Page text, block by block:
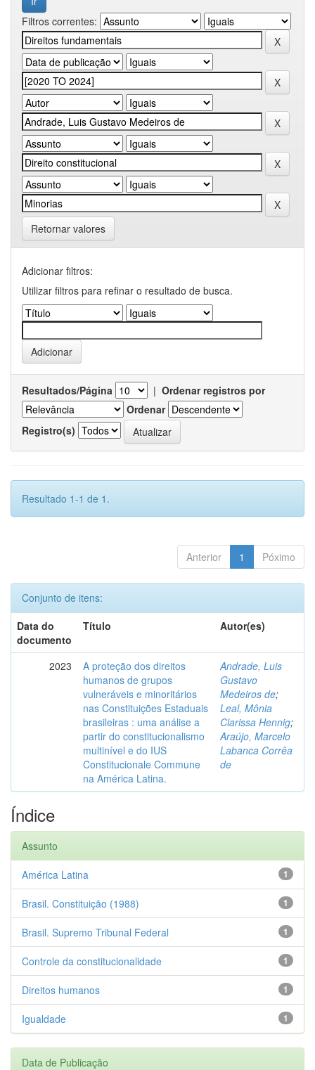
Filtros correntes:
Retornar valores
Adicionar filtros:
Utilizar filtros para refinar o resultado de busca.
Resultados/Página | Ordenar registros por
Ordenar
Registro(s)
Resultado 1-1 de 1.
Anterior 1 Póximo
Conjunto de itens:
Data do
documento
Título Autor(es)
2023
A proteção dos direitos
humanos de grupos
vulneráveis e minoritários
nas Constituições Estaduais
brasileiras : uma análise a
partir do constitucionalismo
multinível e do IUS
Constitucionale Commune
na América Latina.
Andrade, Luis
Gustavo
Medeiros de;
Leal, Mônia
Clarissa Hennig;
Araújo, Marcelo
Labanca Corrêa
de
Índice
Assunto
1
América Latina
1
Brasil. Constituição (1988)
1
Brasil. Supremo Tribunal Federal
1
Controle da constitucionalidade
1
Direitos humanos
1
Igualdade
Data de Publicação